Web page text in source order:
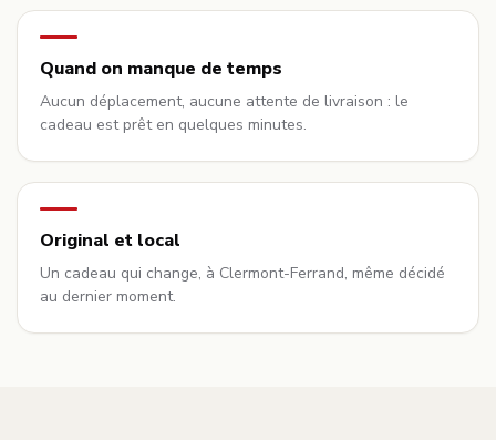
Quand on manque de temps
Aucun déplacement, aucune attente de livraison : le
cadeau est prêt en quelques minutes.
Original et local
Un cadeau qui change, à Clermont-Ferrand, même décidé
au dernier moment.